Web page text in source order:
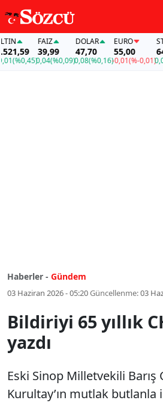
FAİZ
39,99
0,04(%0,09)
DOLAR
47,70
0,08(%0,16)
EURO
55,00
-0,01(%-0,01)0,05
Haberler - Gündem
03 Haziran 2026 - 05:20Güncellenme:03
Bildiriyi 65 yıllık
yazdı
Eski Sinop Milletvekili Barış
Kurultay’ın mutlak